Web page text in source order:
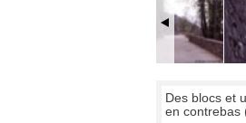
Des blocs et
en contrebas